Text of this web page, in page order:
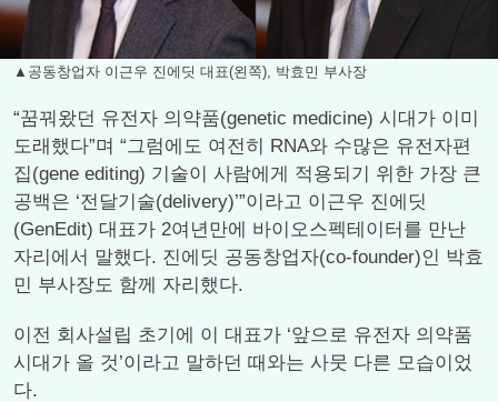
▲공동창업자 이근우 진에딧 대표(왼쪽), 박효민 부사장
“꿈꿔왔던 유전자 의약품(genetic medicine) 시대가 이미
도래했다”며 “그럼에도 여전히 RNA와 수많은 유전자편
집(gene editing) 기술이 사람에게 적용되기 위한 가장 큰
공백은 ‘전달기술(delivery)’”이라고 이근우 진에딧
(GenEdit) 대표가 2여년만에 바이오스펙테이터를 만난
자리에서 말했다. 진에딧 공동창업자(co-founder)인 박효
민 부사장도 함께 자리했다.
이전 회사설립 초기에 이 대표가 ‘앞으로 유전자 의약품
시대가 올 것’이라고 말하던 때와는 사뭇 다른 모습이었
다.